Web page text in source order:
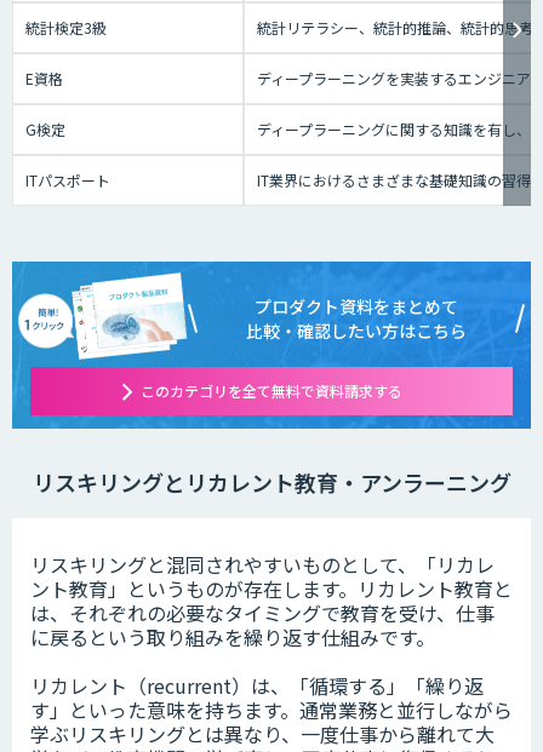
統計検定3級 統計リテラシー、統計的推論、統計的思考
E資格 ディープラーニングを実装するエンジニア
G検定 ディープラーニングに関する知識を有し
ITパスポート IT業界におけるさまざまな基礎知識の習得
プロダクト資料をまとめて
比較・確認したい方はこちら
このカテゴリを全て無料で資料請求する
リスキリングとリカレント教育・アンラーニング
リスキリングと混同されやすいものとして、「リカレ
ント教育」というものが存在します。リカレント教育と
は、それぞれの必要なタイミングで教育を受け、仕事
に戻るという取り組みを繰り返す仕組みです。
リカレント（recurrent）は、「循環する」「繰り返
す」といった意味を持ちます。通常業務と並行しながら
学ぶリスキリングとは異なり、一度仕事から離れて大